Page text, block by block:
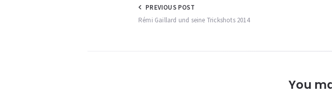
Beitragsnavigation
PREVIOUS POST
Rémi Gaillard und seine Trickshots 2014
You